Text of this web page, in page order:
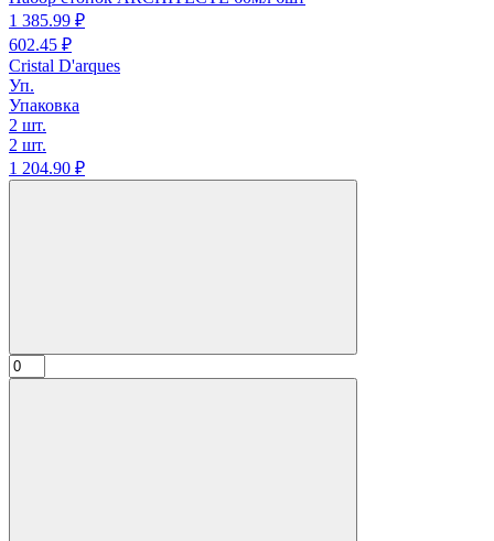
1 385.99 ₽
602.45 ₽
Cristal D'arques
Уп.
Упаковка
2 шт.
2 шт.
1 204.90 ₽